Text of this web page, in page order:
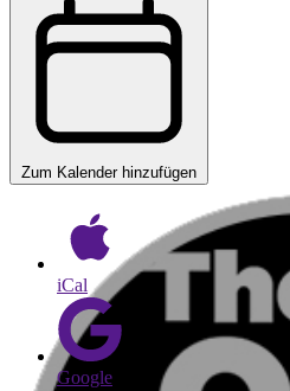
Zum Kalender hinzufügen
iCal
Google